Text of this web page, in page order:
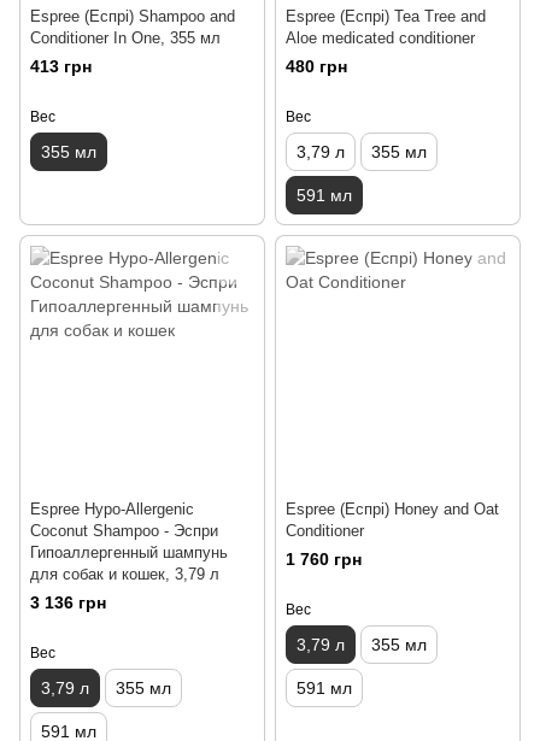
Espree (Еспрі) Shampoo and
Conditioner In One, 355 мл
413 грн
Вес
355 мл
Espree (Еспрі) Tea Tree and
Aloe medicated conditioner
480 грн
Вес
3,79 л 355 мл
591 мл
Espree Hypo-Allergenic
Coconut Shampoo - Эспри
Гипоаллергенный шампунь
для собак и кошек, 3,79 л
3 136 грн
Вес
3,79 л 355 мл
591 мл
Espree (Еспрі) Honey and Oat
Conditioner
1 760 грн
Вес
3,79 л 355 мл
591 мл